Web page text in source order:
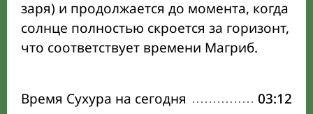
заря) и продолжается до момента, когда
солнце полностью скроется за горизонт,
что соответствует времени Магриб.
Время Сухура на сегодня 03:12